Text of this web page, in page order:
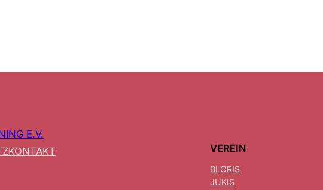
KONTAKT VEREIN
BLORIS
JUKIS